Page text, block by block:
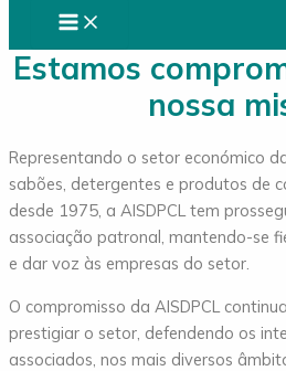
Estamos
nossa
Representando o setor económico
sabões, detergentes e produtos de
desde 1975, a AISDPCL tem
associação patronal, mantendo-se
e dar voz às empresas do setor.
O compromisso da AISDPCL
prestigiar o setor, defendendo os
associados, nos mais diversos